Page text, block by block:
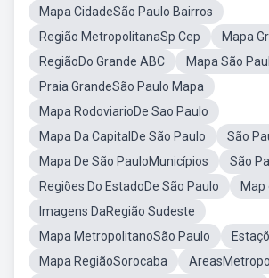
Mapa CidadeSão Paulo Bairros
Região MetropolitanaSp Cep
Mapa
RegiãoDo Grande ABC
Mapa São
Praia GrandeSão Paulo Mapa
Mapa RodoviarioDe Sao Paulo
Mapa Da CapitalDe São Paulo
São
Mapa De São PauloMunicípios
São
Regiões Do EstadoDe São Paulo
Map
Imagens DaRegião Sudeste
Mapa MetropolitanoSão Paulo
Mapa RegiãoSorocaba